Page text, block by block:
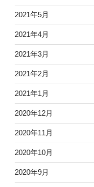
2021年5月
2021年4月
2021年3月
2021年2月
2021年1月
2020年12月
2020年11月
2020年10月
2020年9月